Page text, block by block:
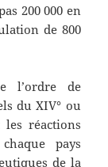
200 000 en
de 800
l’ordre de
du XIV° ou
les réactions
pays
de la